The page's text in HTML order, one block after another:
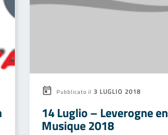
Pubblicato il 3 LUGLIO 2018
14 Luglio – Leverogne en
Musique 2018